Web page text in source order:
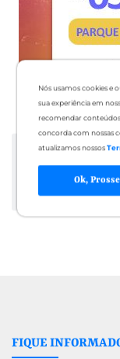
Nós usamos cookies e
sua experiência em
recomendar conteúdos
concorda com nossas
atualizamos nossos
Ok,
FIQUE